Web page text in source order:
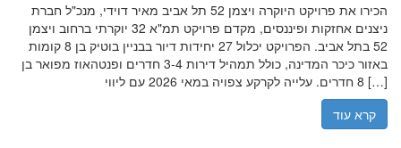
הכירו את פרויקט היוקרה ויצמן 52 תל אביב מאיר דוידי, מנכ"ל חברת
ניצנים אחזקות ופיננסים, מקדם פרויקט תמ"א 32 יוקרתי ברחוב ויצמן
52 בתל אביב. הפרויקט יכלול 27 יחידות דיור בבניין בוטיק בן 8 קומות
באזור כיכר המדינה, כולל תמהיל דירות 3-4 חדרים ופנטהאוז מפואר בן
8 חדרים. עלייה לקרקע צפויה במאי 2026 עם ליווי […]
קרא עוד